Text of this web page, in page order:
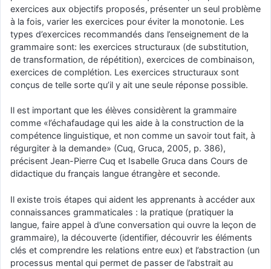
exercices aux objectifs proposés, présenter un seul problème
à la fois, varier les exercices pour éviter la monotonie. Les
types d’exercices recommandés dans l’enseignement de la
grammaire sont: les exercices structuraux (de substitution,
de transformation, de répétition), exercices de combinaison,
exercices de complétion. Les exercices structuraux sont
conçus de telle sorte qu’il y ait une seule réponse possible.
Il est important que les élèves considèrent la grammaire
comme «l’échafaudage qui les aide à la construction de la
compétence linguistique, et non comme un savoir tout fait, à
régurgiter à la demande» (Cuq, Gruca, 2005, p. 386),
précisent Jean-Pierre Cuq et Isabelle Gruca dans Cours de
didactique du français langue étrangère et seconde.
Il existe trois étapes qui aident les apprenants à accéder aux
connaissances grammaticales : la pratique (pratiquer la
langue, faire appel à d’une conversation qui ouvre la leçon de
grammaire), la découverte (identifier, découvrir les éléments
clés et comprendre les relations entre eux) et l’abstraction (un
processus mental qui permet de passer de l’abstrait au